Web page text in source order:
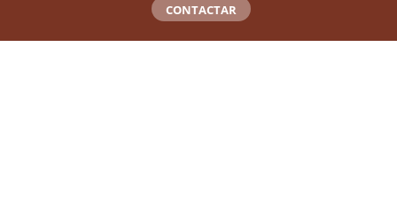
CONTACTAR